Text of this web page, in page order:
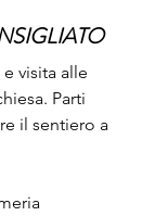
visita alle
Parti
il sentiero a